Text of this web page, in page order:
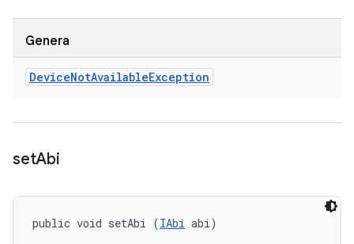
Genera
DeviceNotAvailableException
setAbi
public void setAbi (IAbi abi)